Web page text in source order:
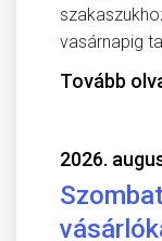
vasárnapig
Tovább
2026.